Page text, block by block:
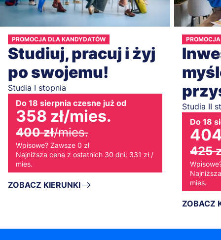
PROMOCJA DLA KANDYDATÓW
Studiuj, pracuj i żyj
po swojemu!
Studia I stopnia
Do 18 sierpnia czesne już od
358 zł/mies.
400 zł/mies.
Wpisowe? Zawsze 0 zł
Najniższa cena z ostatnich 30 dni: 331 zł /
mies.
ZOBACZ KIERUNKI
Studia II
Do 18
425
mies.
ZOBACZ